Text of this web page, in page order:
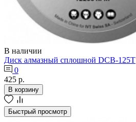
В наличии
Диск алмазный сплошной DCB-125T
0
425 р.
В корзину
Быстрый просмотр